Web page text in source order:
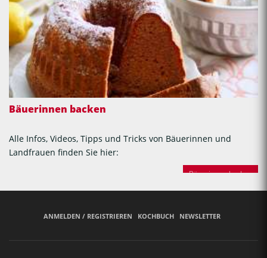
Bäuerinnen backen
Alle Infos, Videos, Tipps und Tricks von Bäuerinnen und
Landfrauen finden Sie hier:
Bäuerinnen backen
ANMELDEN / REGISTRIEREN KOCHBUCH NEWSLETTER